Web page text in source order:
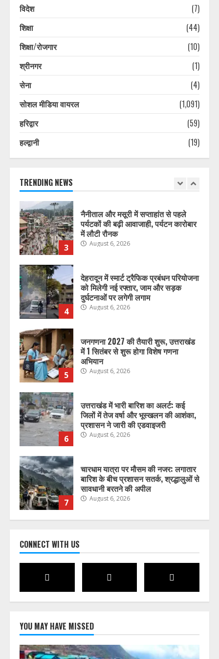
विदेश
(7)
शिक्षा
(44)
शिक्षा/रोजगार
(10)
श्रीनगर
(1)
सेना
(4)
सोशल मीडिया वायरल
(1,091)
हरिद्वार
(59)
हल्द्वानी
(19)
TRENDING NEWS
7
चारधाम यात्रा पर मौसम की नजर: लगातार
बारिश के बीच प्रशासन सतर्क, श्रद्धालुओं से
चारधाम यात्रा मार्गों पर सुरक्षा और यातायात
व्यवस्था होगी और सख्त, श्रद्धालुओं की
सुरक्षित यात्रा पर सरकार का विशेष फोकस
August 6, 2026
2
प्रयोगशालाओं के आधुनिकीकरण की तैयारी,
3
नैनीताल और मसूरी में सप्ताहांत से पहले
पर्यटकों की बढ़ी आवाजाही, पर्यटन कारोबार
में लौटी रौनक
August 6, 2026
4
देहरादून में स्मार्ट ट्रैफिक प्रबंधन परियोजना
को मिलेगी नई रफ्तार, जाम और सड़क
दुर्घटनाओं पर लगेगी लगाम
August 6, 2026
5
जनगणना 2027 की तैयारी शुरू, उत्तराखंड
में 1 सितंबर से शुरू होगा विशेष गणना
अभियान
August 6, 2026
6
उत्तराखंड में भारी बारिश का अलर्ट: कई
जिलों में तेज वर्षा और भूस्खलन की आशंका,
प्रशासन ने जारी की एडवाइजरी
August 6, 2026
7
चारधाम यात्रा पर मौसम की नजर: लगातार
बारिश के बीच प्रशासन सतर्क, श्रद्धालुओं से
सावधानी बरतने की अपील
August 6, 2026
1
सुरक्षित यात्रा पर सरकार का विशेष फोकस
August 6, 2026
2
राज्य के सरकारी स्कूलों में विज्ञान
प्रयोगशालाओं के आधुनिकीकरण की तैयारी,
शिक्षा
August 6, 2026
CONNECT WITH US
YOU MAY HAVE MISSED